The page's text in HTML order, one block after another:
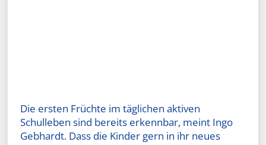
Die ersten Früchte im täglichen aktiven
Schulleben sind bereits erkennbar, meint Ingo
Gebhardt. Dass die Kinder gern in ihr neues